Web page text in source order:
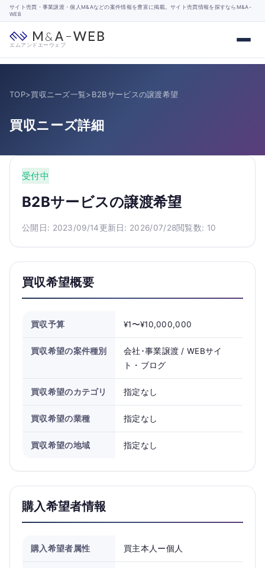
サイト売買・事業譲渡・個人M&Aなどの案件情報を豊富に掲載。サイト売買情報を探すならM&A-
WEB
エムアンドエーウェブ
TOP>買収ニーズ一覧>B2Bサービスの譲渡希望
買収ニーズ詳細
受付中
B2Bサービスの譲渡希望
公開日: 2023/09/14更新日: 2026/07/28閲覧数: 10
買収希望概要
買収予算 ¥1〜¥10,000,000
買収希望の案件種別
会社･事業譲渡 / WEBサイ
ト・ブログ
買収希望のカテゴリ 指定なし
買収希望の業種 指定なし
買収希望の地域 指定なし
購入希望者情報
購入希望者属性 買主本人ー個人